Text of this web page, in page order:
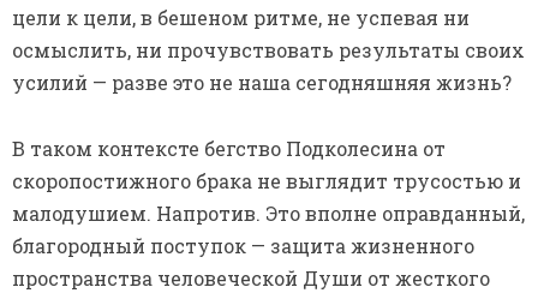
цели к цели, в бешеном ритме, не успевая ни
осмыслить, ни прочувствовать результаты своих
усилий — разве это не наша сегодняшняя жизнь?
В таком контексте бегство Подколесина от
скоропостижного брака не выглядит трусостью и
малодушием. Напротив. Это вполне оправданный,
благородный поступок — защита жизненного
пространства человеческой Души от жесткого